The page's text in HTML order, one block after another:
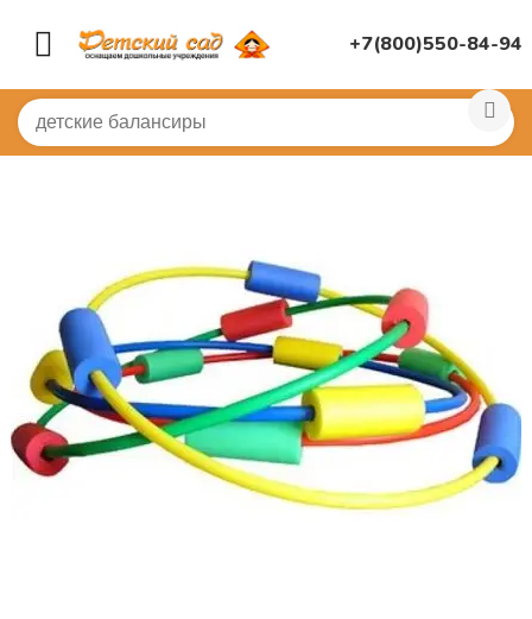
+7(800)550-84-94
Главная / СПОРТИВНЫЙ ЗАЛ Бассейн в детском саду